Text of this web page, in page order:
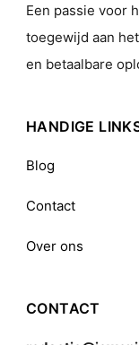
Een passie voor
toegewijd aan
en betaalbare
HANDIGE
Blog
Contact
Over ons
CONTACT